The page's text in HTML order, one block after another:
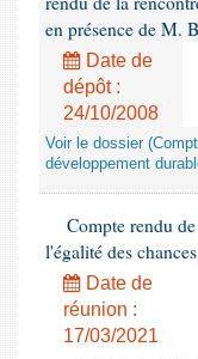
en présence de M.
Date de
dépôt :
24/10/2008
Voir le dossier
développement
Compte rendu
l'égalité des
Date de
réunion :
17/03/2021